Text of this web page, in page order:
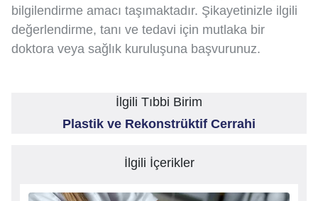
bilgilendirme amacı taşımaktadır. Şikayetinizle ilgili
değerlendirme, tanı ve tedavi için mutlaka bir
doktora veya sağlık kuruluşuna başvurunuz.
İlgili Tıbbi Birim
Plastik ve Rekonstrüktif Cerrahi
İlgili İçerikler